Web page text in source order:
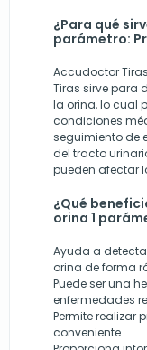
¿Para qué
parámetro:
Accudoctor
Tiras sirve para
la orina, lo cual
condiciones
seguimiento de
del tracto
pueden afectar
¿Qué
orina 1
Ayuda a
orina de forma
Puede ser una
enfermedades
Permite realizar
conveniente.